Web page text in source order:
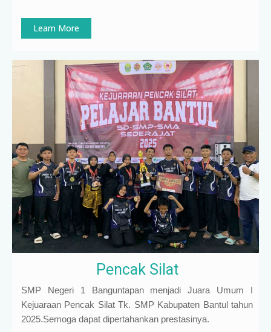
Learn More
Pencak Silat
SMP Negeri 1 Banguntapan menjadi Juara Umum I
Kejuaraan Pencak Silat Tk. SMP Kabupaten Bantul tahun
2025.Semoga dapat dipertahankan prestasinya.